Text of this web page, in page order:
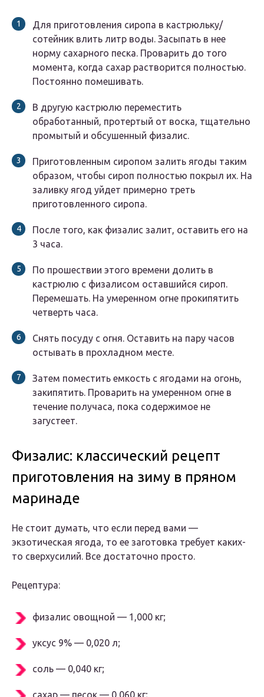
Для приготовления сиропа в кастрюльку/
сотейник влить литр воды. Засыпать в нее
норму сахарного песка. Проварить до того
момента, когда сахар растворится полностью.
Постоянно помешивать.
В другую кастрюлю переместить
обработанный, протертый от воска, тщательно
промытый и обсушенный физалис.
Приготовленным сиропом залить ягоды таким
образом, чтобы сироп полностью покрыл их. На
заливку ягод уйдет примерно треть
приготовленного сиропа.
После того, как физалис залит, оставить его на
3 часа.
По прошествии этого времени долить в
кастрюлю с физалисом оставшийся сироп.
Перемешать. На умеренном огне прокипятить
четверть часа.
Снять посуду с огня. Оставить на пару часов
остывать в прохладном месте.
Затем поместить емкость с ягодами на огонь,
закипятить. Проварить на умеренном огне в
течение получаса, пока содержимое не
загустеет.
Физалис: классический рецепт
приготовления на зиму в пряном
маринаде
Не стоит думать, что если перед вами —
экзотическая ягода, то ее заготовка требует каких-
то сверхусилий. Все достаточно просто.
Рецептура:
физалис овощной — 1,000 кг;
уксус 9% — 0,020 л;
соль — 0,040 кг;